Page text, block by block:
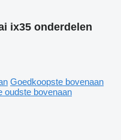
ix35 onderdelen
Goedkoopste bovenaan
oudste bovenaan